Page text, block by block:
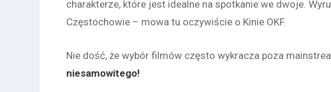
charakterze, które jest idealne na spotkanie we dwoje.
Częstochowie – mowa tu oczywiście o Kinie OKF.
Nie dość, że wybór filmów często wykracza poza
niesamowitego!